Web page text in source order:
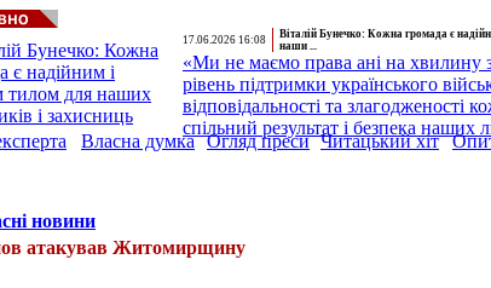
17.06.2026 16:08
Віталій Бунечко: Кожна громада є
наши ...
«Ми не маємо права ані на хвилину
рівень підтримки українського
відповідальності та злагодженості
спільний результат і безпека наших
Власна думка Огляд преси Читацький хіт
новини
атакував Житомирщину